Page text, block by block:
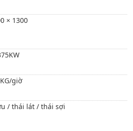
× 1300
giờ
/ thái lát / thái sợi